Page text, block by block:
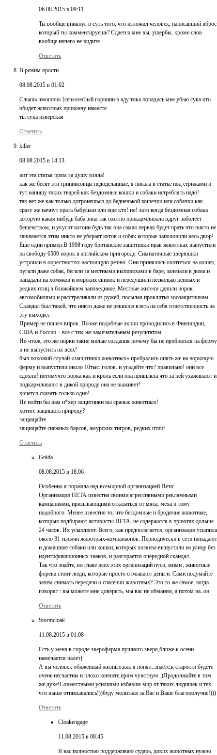
06.08.2015 в 09:11
Ты вообще вникнул в суть того, что изложил человек, написавший вброс
который ты комментируешь? Сдается мне вы, ущербы, кроме слов
вообще ничего не видите.
Ответить
В режим ярости
08.08.2015 в 01:02
Слышь чмошник [censored]ый горииии в аду тока попадись мне убью сука кто
обидет животных прикончу наместе
ты сука изверская
Ответить
killer
08.08.2015 в 14:13
вот эта статья прям за душу взяла!
как же бесят эти гринписовцы недоделанные, я писала в статье под стрижами и
тут напишу таких тварей как бездомные кошки и собаки истреблять надо!
так нет же как только дотронешься до бедненькой кошечки или собачки как
сразу же начнут орать бабульки или еще кто! но! зато когда бездомная собака
которую какая нибудь баба зина так охотно прикармливала вдруг заболеет
бешенством, и укусит когони будь так она самая первая будет орать что никто не
занимается этим никто не уберает котов и собак которые заполонили весь двор!
Еще один пример:В 1998 году британские защитники прав животных выпустили
на свободу 6500 норок в английском пригороде. Симпатичные зверюшки
устроили в окрестностях настоящую резню. Они принялись охотиться на кошек,
пугали даже собак, бегали за местными выпивохами в баре, залезали в дома и
нападали на хомяков и морских свинок и передушили несколько ценных и
редких птиц в ближайшем заповеднике. Местные жители давили норок
автомобилями и расстреливали из ружей, посылая проклятья зоозащитникам.
Скандал был такой, что никто даже не решился взять на себя ответственность за
эту выходку.
Пример не пошел впрок. Позже подобные акции проводились в Финляндии,
США и России – все с тем же замечательным результатом.
Но чтож, это же норки такие милые создания почему бы не пробраться на ферму
и не выпустить их всех!
был похожий случай «защитники животных» пробрались опять же на норковую
ферму и выпустили около 10тыс. голов. и угадайте что? правильно! они все
сдохли! потомучто норка как и кроль если она привыкла что за ней ухаживают и
подкармливают в дикой природе она не выживет!
хочется сказать только одно!
Не пойти бы вам н*хер защитники вы сраные животных!
хотите защищать природу?
защищайте
защищайте снежных барсов, амурских тигров, редких птиц!
Ответить
Gnida
08.08.2015 в 18:06
Особенно я поржала над всемирной организацией Пета:
Организация ПЕТА известна своими агрессивными рекламными
кампаниями, призывающими отказаться от мяса, меха и тому
подобного. Менее известно то, что бездомные и бродячие животные,
которых подбирают активисты ПЕТА, не содержатся в приютах дольше
24 часов. Их усыпляют. Всего, как предполагается, организация усыпила
около 31 тысячи животных-компаньонов. Периодически в сети попадают
и домашние собаки или кошки, которых хозяева выпустили на улицу без
идентификационных знаков, и разгорается очередной скандал.
Так что знайте, во главе всех этих организаций пуси, мими , животные
форева стоят люди, которые просто отмывают деньги. Сами подумайте
зачем снимать передачи о спасении животных? Это то же самое, когда
говорят : вы можете мне доверять, мы вас не обманем, а потом на..он
Ответить
Stormcloak
11.08.2015 в 01:08
Есть у меня в городе звероферма пушного зверя,ближе к осени
намечается налет)
А вы человек обиженный жизнью,как я понял..знаете,к старости будете
очень несчастны и плохо кончите,прям чувствую..)Продолжайте в том
же духе!Совместными усилиями избавим мир от таких людишек и тех
что выше отписывались!))буду молиться за Вас и Ваше благополучие!)))
Ответить
Cloakengage
11.08.2015 в 08:45
Я вас полностью поддерживаю сударь, диких животных нужно